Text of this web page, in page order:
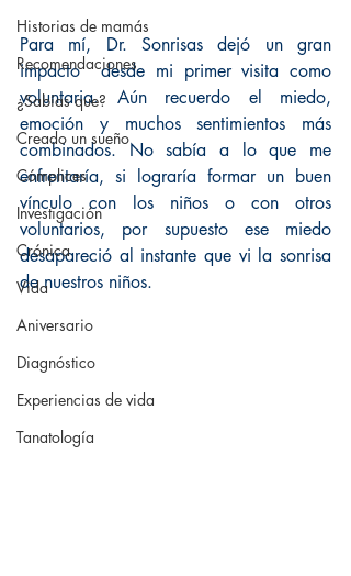
Historias de mamás
Recomendaciones
¿Sabías que?
Creado un sueño
Cómplices
Investigación
Crónica
Vida
Aniversario
Diagnóstico
Experiencias de vida
Tanatología
Para mí, Dr. Sonrisas dejó un gran
impacto  desde mi primer visita como
voluntaria. Aún recuerdo el miedo,
emoción y muchos sentimientos más
combinados. No sabía a lo que me
enfrentaría, si lograría formar un buen
vínculo con los niños o con otros
voluntarios, por supuesto ese miedo
desapareció al instante que vi la sonrisa
de nuestros niños.